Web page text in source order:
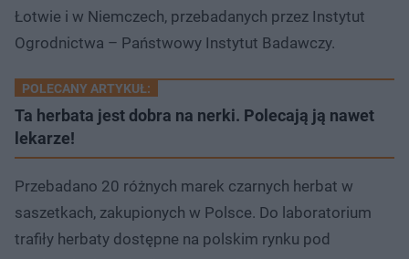
Łotwie i w Niemczech, przebadanych przez Instytut
Ogrodnictwa – Państwowy Instytut Badawczy.
POLECANY ARTYKUŁ:
Ta herbata jest dobra na nerki. Polecają ją nawet
lekarze!
Przebadano 20 różnych marek czarnych herbat w
saszetkach, zakupionych w Polsce. Do laboratorium
trafiły herbaty dostępne na polskim rynku pod